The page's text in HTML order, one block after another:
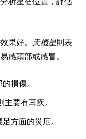
析星宿位置，評估
果好。 天機星則表
感頭部或感冒。
損傷。
要有耳疾。
方面的災厄。